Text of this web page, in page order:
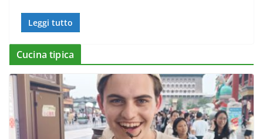
Leggi tutto
Cucina tipica